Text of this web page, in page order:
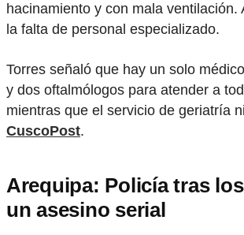
hacinamiento y con mala ventilación.
la falta de personal especializado.
Torres señaló que hay un solo
y dos oftalmólogos para atender a
mientras que el servicio de geriatría
CuscoPost.
Arequipa: Policía tras
un asesino serial